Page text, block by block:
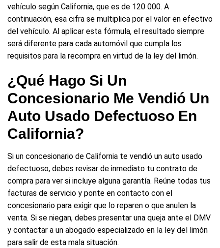
vehículo según California, que es de 120 000. A
continuación, esa cifra se multiplica por el valor en efectivo
del vehículo. Al aplicar esta fórmula, el resultado siempre
será diferente para cada automóvil que cumpla los
requisitos para la recompra en virtud de la ley del limón.
¿Qué Hago Si Un
Concesionario Me Vendió Un
Auto Usado Defectuoso En
California?
Si un concesionario de California te vendió un auto usado
defectuoso, debes revisar de inmediato tu contrato de
compra para ver si incluye alguna garantía. Reúne todas tus
facturas de servicio y ponte en contacto con el
concesionario para exigir que lo reparen o que anulen la
venta. Si se niegan, debes presentar una queja ante el DMV
y contactar a un abogado especializado en la ley del limón
para salir de esta mala situación.